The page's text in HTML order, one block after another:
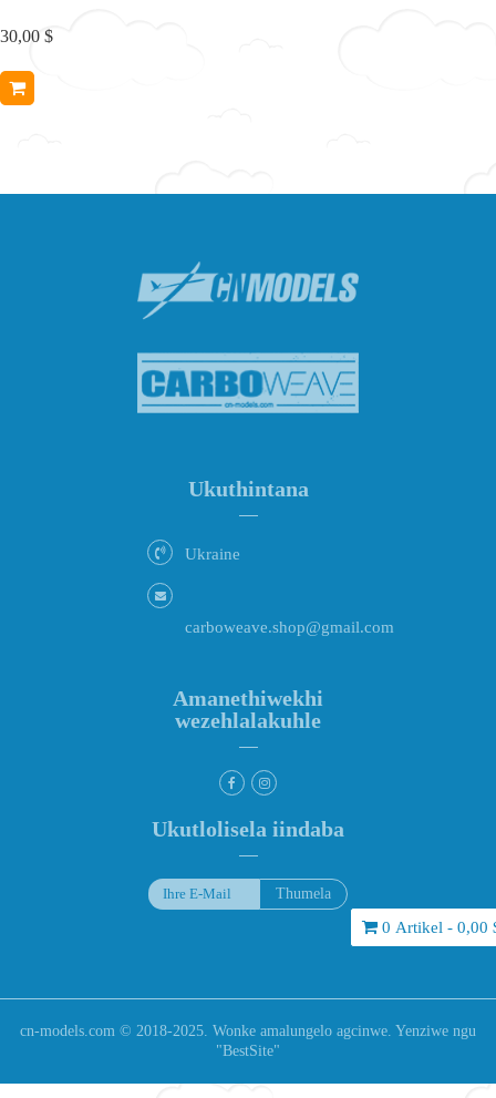
0 Artikel - 0,00
30,00 $
Ukuthintana
Ukraine
carboweave.shop@gmail.com
Amanethiwekhi
wezehlalakuhle
Ukutlolisela iindaba
cn-models.com © 2018-2025. Wonke amalungelo agcinwe. Yenziwe ngu
"BestSite"